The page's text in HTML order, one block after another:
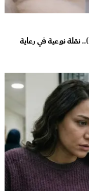
فحص ما قبل الولادة غير الجراحي (NIPT).. نقلة نوعية في رعاية